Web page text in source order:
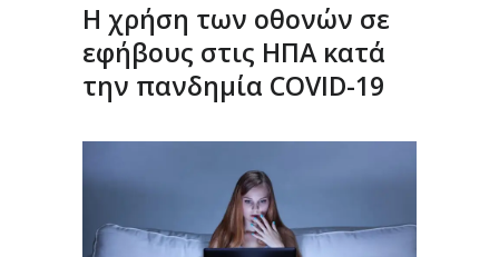
Η χρήση των οθονών σε
εφήβους στις ΗΠΑ κατά
την πανδημία COVID-19